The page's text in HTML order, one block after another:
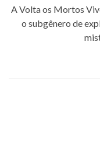
A Volta os Mortos
o subgênero de